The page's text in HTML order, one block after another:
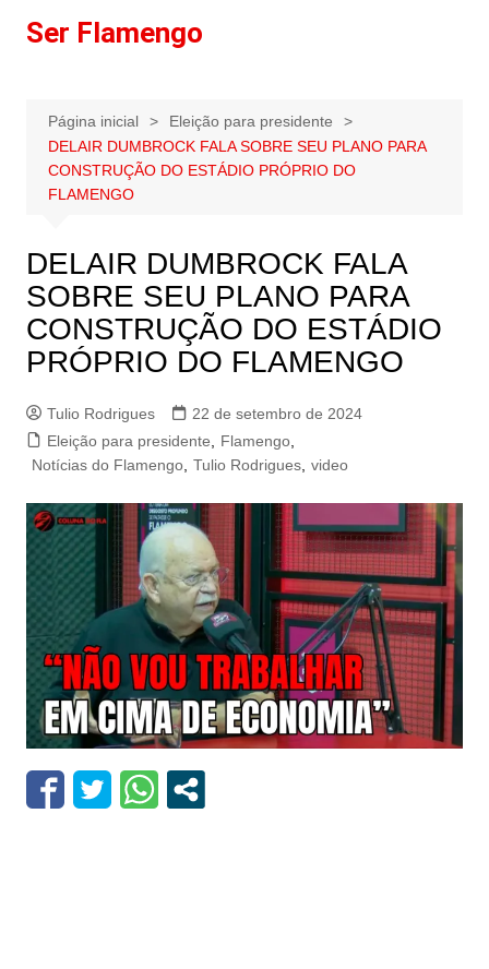
paraSer Flamengo
Página inicial
Eleição para presidente
DELAIR DUMBROCK FALA SOBRE SEU PLANO PARA
CONSTRUÇÃO DO ESTÁDIO PRÓPRIO DO
FLAMENGO
DELAIR DUMBROCK FALA
SOBRE SEU PLANO PARA
CONSTRUÇÃO DO ESTÁDIO
PRÓPRIO DO FLAMENGO
Tulio Rodrigues
22 de setembro de 2024
Eleição para presidente
Flamengo,
Notícias do Flamengo, Tulio Rodrigues, video